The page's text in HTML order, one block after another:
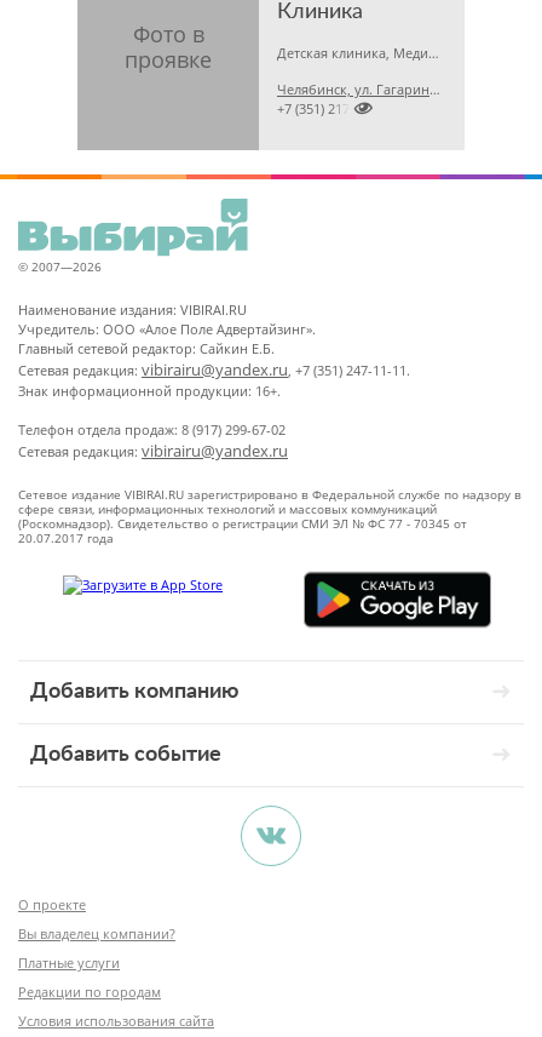
Клиника
Детская клиника, Медицинская лаборатория, Гинекология
Челябинск, ул. Гагарина, 5 А

+7 (351) 2173679
© 2007—2026
Наименование издания: VIBIRAI.RU
Учредитель: ООО «Алое Поле Адвертайзинг».
Главный сетевой редактор: Сайкин Е.Б.
Сетевая редакция: vibirairu@yandex.ru, +7 (351) 247-11-11.
Знак информационной продукции: 16+.
Телефон отдела продаж: 8 (917) 299-67-02
Сетевая редакция: vibirairu@yandex.ru
Сетевое издание VIBIRAI.RU зарегистрировано в Федеральной службе по надзору в
сфере связи, информационных технологий и массовых коммуникаций
(Роскомнадзор). Свидетельство о регистрации СМИ ЭЛ № ФС 77 - 70345 от
20.07.2017 года
Добавить компанию
Добавить событие
О проекте
Вы владелец компании?
Платные услуги
Редакции по городам
Условия использования сайта